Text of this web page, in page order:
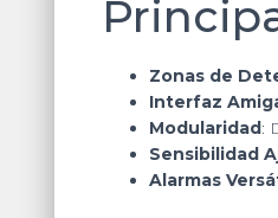
Zonas de
Interfaz
Modularidad:
Sensibilidad
Alarmas